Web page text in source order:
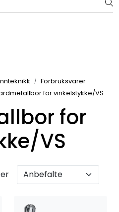
rekke fordeler. Les mer!
Forbruksvarer
for vinkelstykke/VS
for
VS